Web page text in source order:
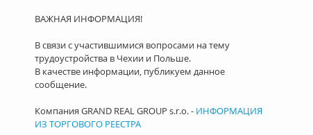
ВАЖНАЯ ИНФОРМАЦИЯ!
В связи с участившимися вопросами на тему
трудоустройства в Чехии и Польше.
В качестве информации, публикуем данное
сообщение.
Компания GRAND REAL GROUP s.r.o. - ИНФОРМАЦИЯ
ИЗ ТОРГОВОГО РЕЕСТРА